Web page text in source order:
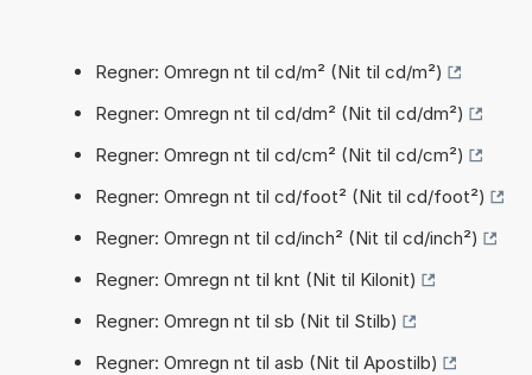
Regner: Omregn nt til cd/m² (Nit til cd/m²)
Regner: Omregn nt til cd/dm² (Nit til cd/dm²)
Regner: Omregn nt til cd/cm² (Nit til cd/cm²)
Regner: Omregn nt til cd/foot² (Nit til cd/foot²)
Regner: Omregn nt til cd/inch² (Nit til cd/inch²)
Regner: Omregn nt til knt (Nit til Kilonit)
Regner: Omregn nt til sb (Nit til Stilb)
Regner: Omregn nt til asb (Nit til Apostilb)